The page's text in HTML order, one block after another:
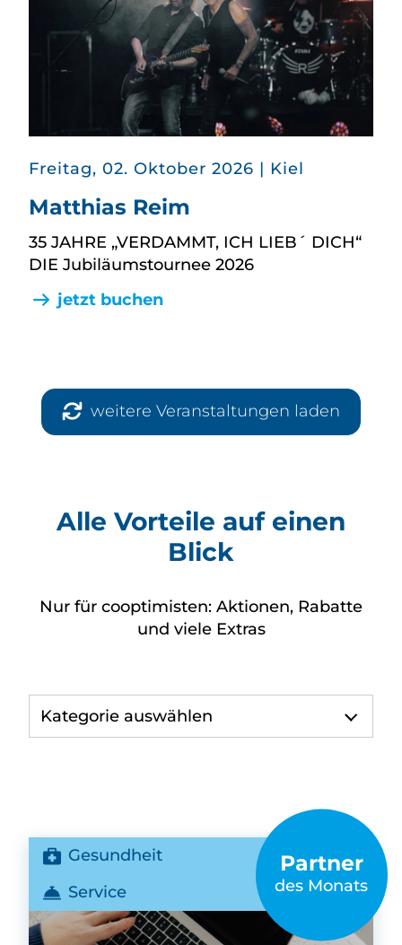
Freitag, 02. Oktober 2026 | in
Kiel
Matthias Reim
35 JAHRE „VERDAMMT, ICH LIEB´ DICH“
DIE Jubiläumstournee 2026
jetzt buchen
weitere Veranstaltungen laden
Alle Vorteile auf einen
Blick
Nur für cooptimisten: Aktionen, Rabatte
und viele Extras
Kategorie auswählen
Gesundheit
Service
Partner
des Monats